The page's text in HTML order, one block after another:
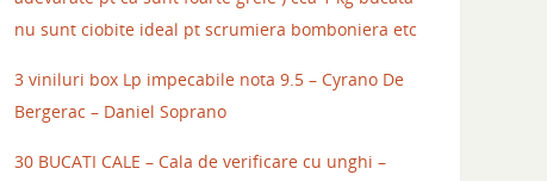
nu sunt ciobite ideal pt scrumiera bomboniera etc
3 viniluri box Lp impecabile nota 9.5 – Cyrano De
Bergerac – Daniel Soprano
30 BUCATI CALE – Cala de verificare cu unghi –